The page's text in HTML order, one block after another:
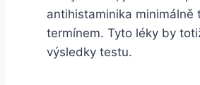
antihistaminika minimálně
termínem.⁢ Tyto léky by
výsledky testu.